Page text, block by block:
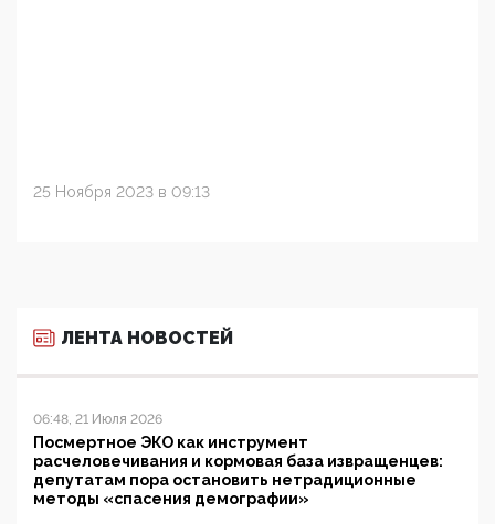
25 Ноября 2023 в 09:13
ЛЕНТА НОВОСТЕЙ
06:48, 21 Июля 2026
Посмертное ЭКО как инструмент
расчеловечивания и кормовая база извращенцев:
депутатам пора остановить нетрадиционные
методы «спасения демографии»